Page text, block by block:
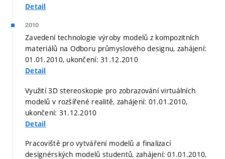
Detail
2010
Zavedení technologie výroby modelů z kompozitních
materiálů na Odboru průmyslového designu, zahájení:
01.01.2010, ukončení: 31.12.2010
Detail
Využití 3D stereoskopie pro zobrazování virtuálních
modelů v rozšířené realitě, zahájení: 01.01.2010,
ukončení: 31.12.2010
Detail
Pracoviště pro vytváření modelů a finalizací
designérských modelů studentů, zahájení: 01.01.2010,